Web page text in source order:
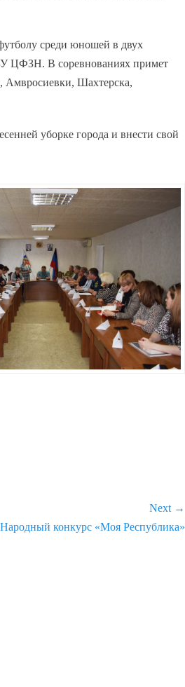
среди юношей в двух
ЦФЗН. В соревнованиях примет
Амвросиевки, Шахтерска,
уборке города и внести свой
Next →
Народный конкурс «Моя Республика»